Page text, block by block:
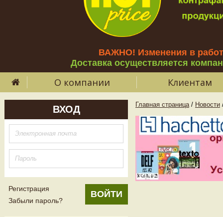
ВАЖНО! Изменения в
Доставка осуществляется
О компании Клиентам
ВХОД
Регистрация
Забыли пароль?
Главная страница / Новости